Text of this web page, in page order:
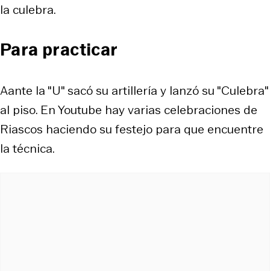
la culebra.
Para practicar
Aante la "U" sacó su artillería y lanzó su "Culebra"
al piso. En Youtube hay varias celebraciones de
Riascos haciendo su festejo para que encuentre
la técnica.